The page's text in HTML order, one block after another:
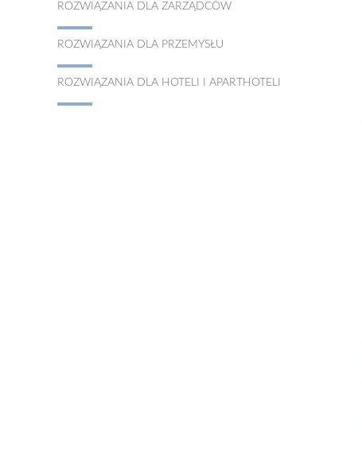
ROZWIĄZANIA DLA ZARZĄDCÓW
ROZWIĄZANIA DLA PRZEMYSŁU
ROZWIĄZANIA DLA HOTELI I APARTHOTELI